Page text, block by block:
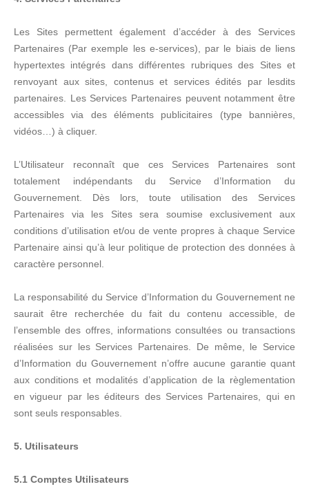
Les Sites permettent également d’accéder à des Services
Partenaires (Par exemple les e-services), par le biais de liens
hypertextes intégrés dans différentes rubriques des Sites et
renvoyant aux sites, contenus et services édités par lesdits
partenaires. Les Services Partenaires peuvent notamment être
accessibles via des éléments publicitaires (type bannières,
vidéos…) à cliquer.
L’Utilisateur reconnaît que ces Services Partenaires sont
totalement indépendants du Service d’Information du
Gouvernement. Dès lors, toute utilisation des Services
Partenaires via les Sites sera soumise exclusivement aux
conditions d’utilisation et/ou de vente propres à chaque Service
Partenaire ainsi qu’à leur politique de protection des données à
caractère personnel.
La responsabilité du Service d’Information du Gouvernement ne
saurait être recherchée du fait du contenu accessible, de
l’ensemble des offres, informations consultées ou transactions
réalisées sur les Services Partenaires. De même, le Service
d’Information du Gouvernement n’offre aucune garantie quant
aux conditions et modalités d’application de la règlementation
en vigueur par les éditeurs des Services Partenaires, qui en
sont seuls responsables.
5. Utilisateurs
5.1 Comptes Utilisateurs